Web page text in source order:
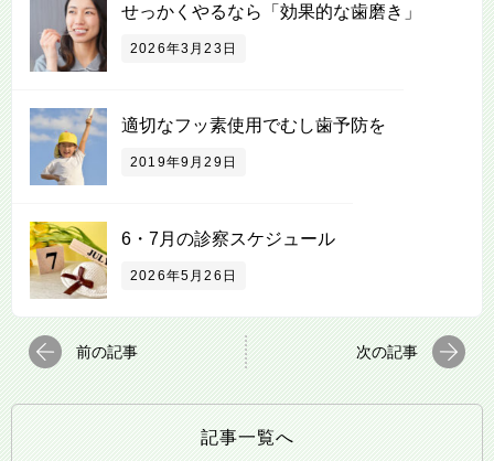
せっかくやるなら「効果的な⻭磨き」
2026年3月23日
適切なフッ素使用でむし歯予防を
2019年9月29日
6・7月の診察スケジュール
2026年5月26日
前の記事 次の記事
記事一覧へ